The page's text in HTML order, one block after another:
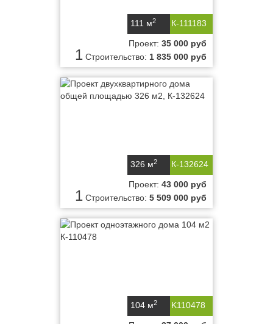
К-111183
111 м2
1
Проект: 35 000 руб
Строительство: 1 835 000 руб
К-132624
326 м2
1
Проект: 43 000 руб
Строительство: 5 509 000 руб
K110478
104 м2